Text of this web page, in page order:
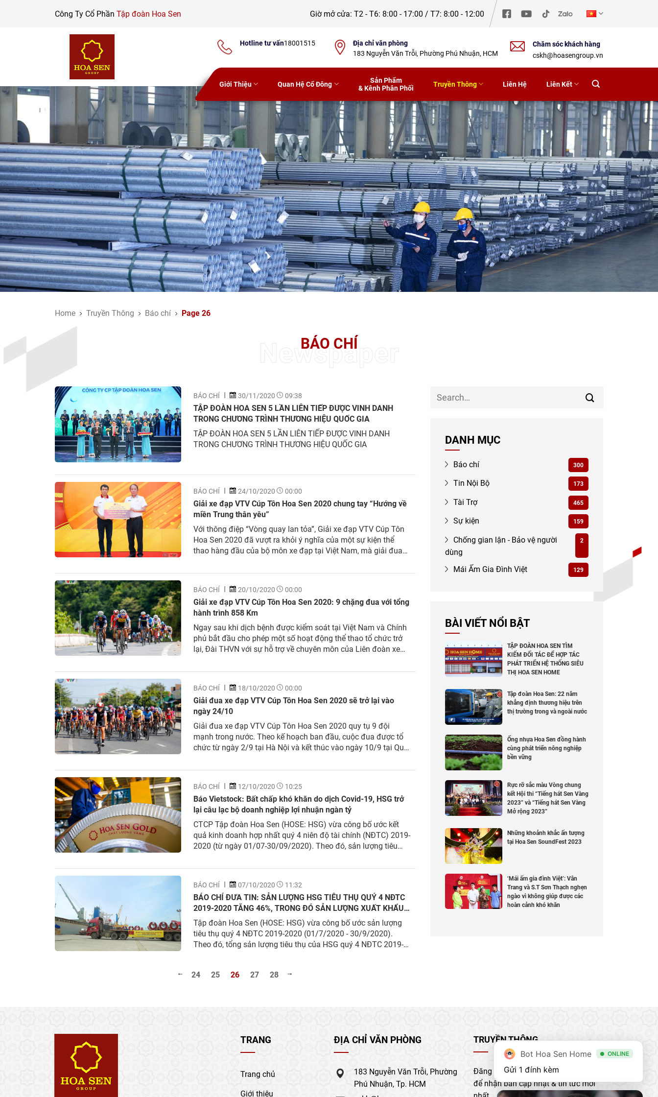
Công Ty Cổ Phần Tập đoàn Hoa Sen Giờ mở cửa:T2 - T6: 8:00 - 17:00 / T7: 8:00 - 12:00
Giới Thiệu Quan Hệ Cổ Đông
Sản Phẩm
& Kênh Phân Phối
Truyền Thông Liên Hệ Liên Kết
Hotline tư vấn18001515
Địa chỉ văn phòng
183 Nguyễn Văn Trỗi, Phường Phú Nhuận, HCM
Chăm sóc khách hàng
cskh@hoasengroup.vn
Home Truyền Thông Báo chí Page 26
BÁO CHÍ
Newspaper
BÁO CHÍ 30/11/2020 09:38
TẬP ĐOÀN HOA SEN 5 LẦN LIÊN TIẾP ĐƯỢC VINH DANH
TRONG CHƯƠNG TRÌNH THƯƠNG HIỆU QUỐC GIA
TẬP ĐOÀN HOA SEN 5 LẦN LIÊN TIẾP ĐƯỢC VINH DANH
TRONG CHƯƠNG TRÌNH THƯƠNG HIỆU QUỐC GIA
BÁO CHÍ 24/10/2020 00:00
Giải xe đạp VTV Cúp Tôn Hoa Sen 2020 chung tay “Hướng về
miền Trung thân yêu”
Với thông điệp “Vòng quay lan tỏa”, Giải xe đạp VTV Cúp Tôn
Hoa Sen 2020 đã vượt ra khỏi ý nghĩa của một sự kiện thể
thao hàng đầu của bộ môn xe đạp tại Việt Nam, mà giải đua
BÁO CHÍ 20/10/2020 00:00
Giải xe đạp VTV Cúp Tôn Hoa Sen 2020: 9 chặng đua với tổng
hành trình 858 Km
Ngay sau khi dịch bệnh được kiểm soát tại Việt Nam và Chính
phủ bắt đầu cho phép một số hoạt động thể thao tổ chức trở
lại, Đài THVN với sự hỗ trợ về chuyên môn của Liên đoàn xe
Sen,...
BÁO CHÍ 18/10/2020 00:00
Giải đua xe đạp VTV Cúp Tôn Hoa Sen 2020 sẽ trở lại vào
ngày 24/10
Giải đua xe đạp VTV Cúp Tôn Hoa Sen 2020 quy tụ 9 đội
mạnh trong nước. Theo kế hoạch ban đầu, cuộc đua được tổ
chức từ ngày 2/9 tại Hà Nội và kết thúc vào ngày 10/9 tại Quy
tại Việt...
BÁO CHÍ 12/10/2020 10:25
Báo Vietstock: Bất chấp khó khăn do dịch Covid-19, HSG trở
lại câu lạc bộ doanh nghiệp lợi nhuận ngàn tỷ
CTCP Tập đoàn Hoa Sen (HOSE: HSG) vừa công bố ước kết
quả kinh doanh hợp nhất quý 4 niên độ tài chính (NĐTC) 2019-
2020 (từ ngày 01/07-30/09/2020). Theo đó, sản lượng tiêu
đồng, tăng lần lượt 46% và 31% so với cùng kỳ năm trước.
tỷ đồng, lớn gấp 4.8 lần cùng kỳ
BÁO CHÍ 07/10/2020 11:32
BÁO CHÍ ĐƯA TIN: SẢN LƯỢNG HSG TIÊU THỤ QUÝ 4 NĐTC
2019-2020 TĂNG 46%, TRONG ĐÓ SẢN LƯỢNG XUẤT KHẨU
TĂNG 154% SO VỚI CÙNG KỲ
Tập đoàn Hoa Sen (HOSE: HSG) vừa công bố ước sản lượng
tiêu thụ quý 4 NĐTC 2019-2020 (01/7/2020 - 30/9/2020).
Theo đó, tổng sản lượng tiêu thụ của HSG quý 4 NĐTC 2019-
24
25 26 27 28
DANH MỤC
Báo chí 300
Tin Nội Bộ 173
Tài Trợ 465
Sự kiện 159
Chống gian lận - Bảo vệ người
dùng
2
Mái Ấm Gia Đình Việt 129
BÀI VIẾT NỔI BẬT
TẬP ĐOÀN HOA SEN TÌM
KIẾM ĐỐI TÁC ĐỂ HỢP TÁC
PHÁT TRIỂN HỆ THỐNG SIÊU
THỊ HOA SEN HOME
Tập đoàn Hoa Sen: 22 năm
khẳng định thương hiệu trên
thị trường trong và ngoài nước
Ống nhựa Hoa Sen đồng hành
cùng phát triển nông nghiệp
bền vững
Rực rỡ sắc màu Vòng chung
kết Hội thi “Tiếng hát Sen Vàng
2023” và “Tiếng hát Sen Vàng
Mở rộng 2023”
Những khoảnh khắc ấn tượng
tại Hoa Sen SoundFest 2023
‘Mái ấm gia đình Việt’: Vân
Trang và S.T Sơn Thạch nghẹn
ngào vì không giúp được các
hoàn cảnh khó khăn
TRANG
Trang chủ
Giới thiệu
ĐỊA CHỈ VĂN PHÒNG
183 Nguyễn Văn Trỗi, Phường
Phú Nhuận, Tp. HCM
TRUYỀN THÔNG
Đăng ký nhận bản tin của chúng tôi
để nhận bản cập nhật & tin tức mới
Bot Hoa Sen Home ONLINE
Gửi 1 đính kèm